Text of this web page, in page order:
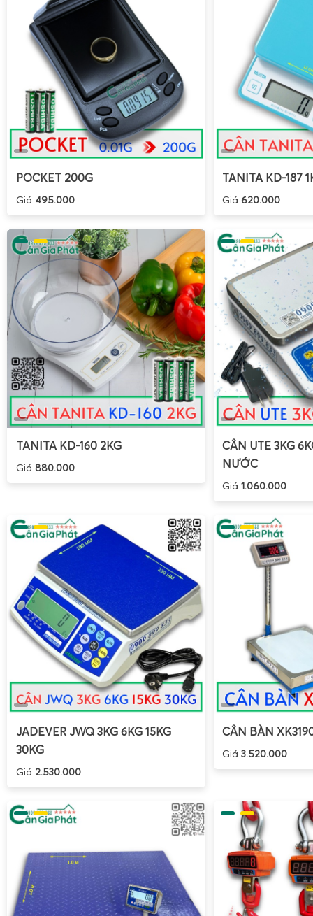
POCKET 200G
Giá 495.000
TANITA KD-187
Giá620.000
TANITA KD-160 2KG
Giá 880.000
CÂN UTE 3KG
NƯỚC
Giá1.060.000
JADEVER JWQ 3KG 6KG 15KG
30KG
Giá 2.530.000
CÂN BÀN
Giá3.520.000